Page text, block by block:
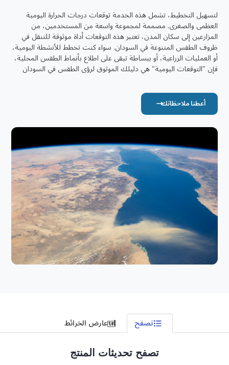
لتسهيل التخطيط، تشمل هذه الخدمة توقعات درجات الحرارة اليومية
العظمى والصغرى. مصممة لمجموعة واسعة من المستخدمين، من
المزارعين إلى سكان المدن، تعتبر هذه التوقعات أداة موثوقة للتنقل في
ظروف الطقس المتنوعة في السودان. سواء كنت تخطط للأنشطة اليومية،
أو العمليات الزراعية، أو ببساطة تبقى على اطلاع بأنماط الطقس المحلية،
فإن "التوقعات اليومية" هي دليلك الموثوق لرؤى الطقس في السودان
أعطنا ملاحظاتك
تصفح عارض الخرائط
تصفح تحديثات المنتج